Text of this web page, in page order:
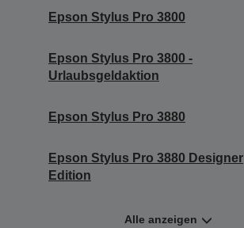
Epson Stylus Pro 3800
Epson Stylus Pro 3800 -
Urlaubsgeldaktion
Epson Stylus Pro 3880
Epson Stylus Pro 3880 Designer
Edition
Alle anzeigen